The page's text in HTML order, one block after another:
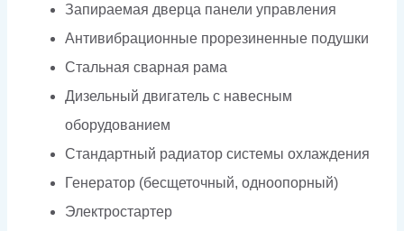
Запираемая дверца панели управления
Антивибрационные прорезиненные подушки
Стальная сварная рама
Дизельный двигатель с навесным
оборудованием
Стандартный радиатор системы охлаждения
Генератор (бесщеточный, одноопорный)
Электростартер